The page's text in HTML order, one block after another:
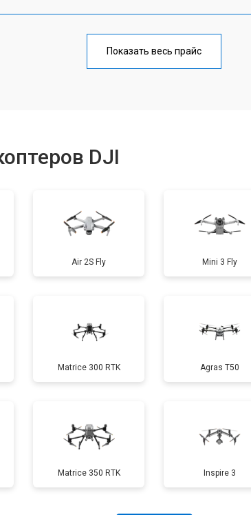
от 60 мин
от 50 мин
от 60 мин
от 40 мин
от 60 мин
Показать весь прайс
DJI
Air 2S Fly Mini 3 Fly
Matrice 300 RTK Agras T50
Matrice 350 RTK Inspire 3